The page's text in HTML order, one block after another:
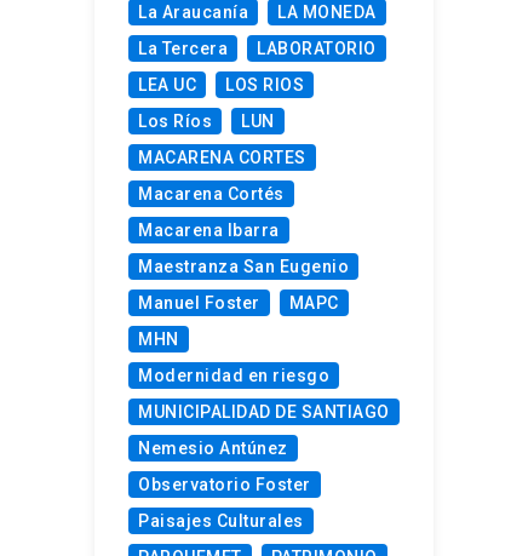
La Araucanía
LA MONEDA
La Tercera
LABORATORIO
LEA UC
LOS RIOS
Los Ríos
LUN
MACARENA CORTES
Macarena Cortés
Macarena Ibarra
Maestranza San Eugenio
Manuel Foster
MAPC
MHN
Modernidad en riesgo
MUNICIPALIDAD DE SANTIAGO
Nemesio Antúnez
Observatorio Foster
Paisajes Culturales